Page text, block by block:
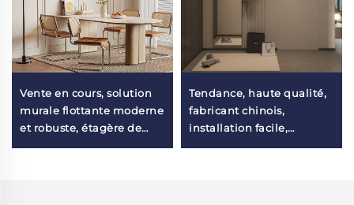
Vente en cours, solution
murale flottante moderne
et robuste, étagère de
Tendance, haute qualité,
fabricant chinois,
installation facile,